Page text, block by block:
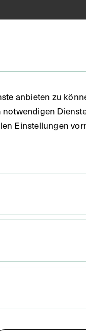
anbieten zu
Einstellungen